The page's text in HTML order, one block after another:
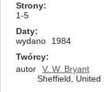
Strony
1-5
Daty
wydano
1984
Twórcy
autor
V. W. Bryant
Sheffield, United